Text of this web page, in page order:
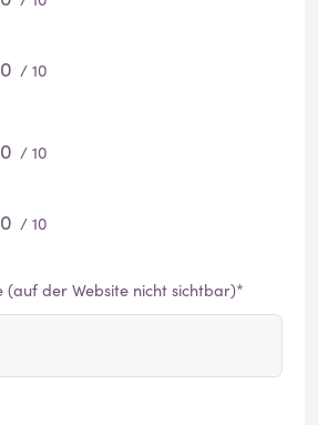
0 / 10
0 / 10
0 / 10
(auf der Website nicht sichtbar)*